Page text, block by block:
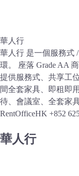
華人行
華人行 是一個服務式
環。 座落 Grade AA
提供服務式、共享工
間全套家具、即租即
待、會議室、全套家
RentOfficeHK +852
華人行